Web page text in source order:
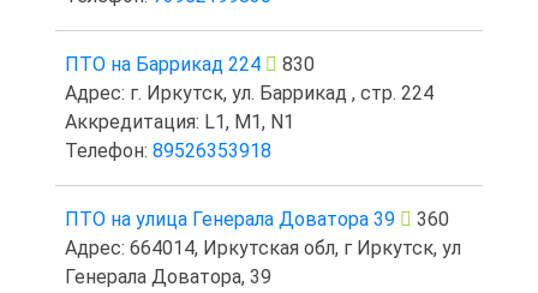
ПТО на Баррикад 224
830
Адрес: г. Иркутск, ул. Баррикад , стр. 224
Аккредитация: L1, M1, N1
Телефон: 89526353918
ПТО на улица Генерала Доватора 39
360
Адрес: 664014, Иркутская обл, г Иркутск, ул
Генерала Доватора, 39